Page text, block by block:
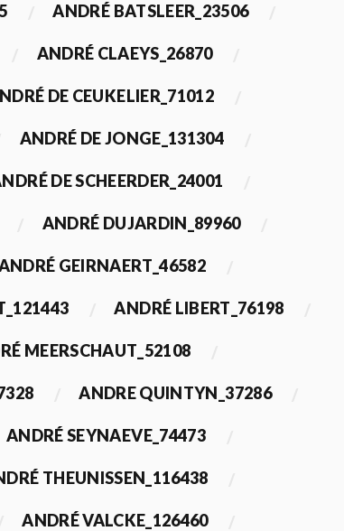
ANDRÉ BATSLEER_23506
ANDRÉ CLAEYS_26870
DE CEUKELIER_71012
ANDRÉ DE JONGE_131304
DE SCHEERDER_24001
ANDRÉ DUJARDIN_89960
GEIRNAERT_46582
ANDRÉ LIBERT_76198
MEERSCHAUT_52108
ANDRE QUINTYN_37286
ANDRÉ SEYNAEVE_74473
THEUNISSEN_116438
ANDRÉ VALCKE_126460